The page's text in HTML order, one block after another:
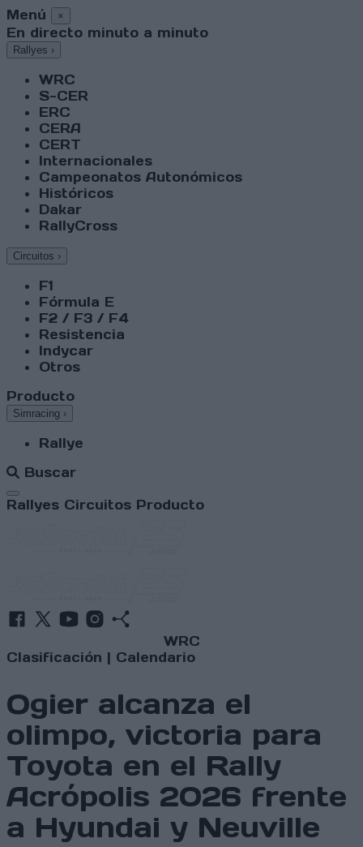
Menú ×
En directo minuto a minuto
Rallyes ›
WRC
S-CER
ERC
CERA
CERT
Internacionales
Campeonatos Autonómicos
Históricos
Dakar
RallyCross
Circuitos ›
F1
Fórmula E
F2 / F3 / F4
Resistencia
Indycar
Otros
Producto
Simracing ›
Rallye
Buscar
Abrir menú
Rallyes Circuitos Producto
WRC
Clasificación | Calendario
Ogier alcanza el
olimpo, victoria para
Toyota en el Rally
Acrópolis 2026 frente
a Hyundai y Neuville